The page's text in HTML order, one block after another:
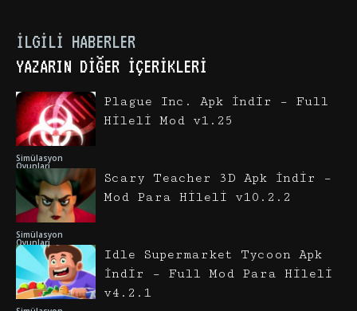
İLGILI HABERLER
YAZARIN DIĞER İÇERIKLERI
Simülasyon
Oyunları
Plague Inc. Apk İndir – Full
Hileli Mod v1.25
Simülasyon
Oyunları
Scary Teacher 3D Apk İndir –
Mod Para Hileli v10.2.2
Idle Supermarket Tycoon Apk
İndir – Full Mod Para Hileli
v4.2.1